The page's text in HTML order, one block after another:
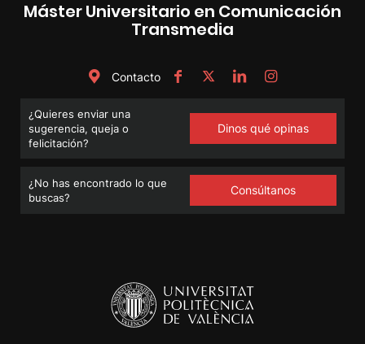
Máster Universitario en Comunicación
Transmedia
Contacto
¿Quieres enviar una
sugerencia, queja o
felicitación?
Dinos qué opinas
¿No has encontrado lo que
buscas?
Consúltanos